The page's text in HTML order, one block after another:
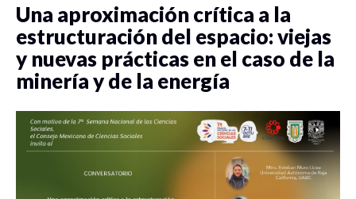
Una aproximación crítica a la
estructuración del espacio: viejas
y nuevas prácticas en el caso de la
minería y de la energía